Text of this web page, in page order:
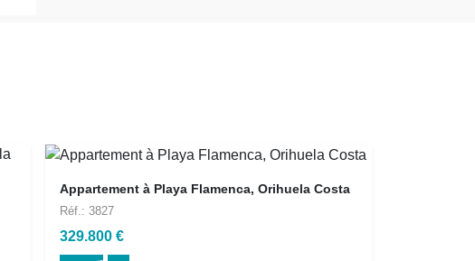
Appartement à Playa Flamenca, Orihuela Costa
Réf.: 3827
329.800 €